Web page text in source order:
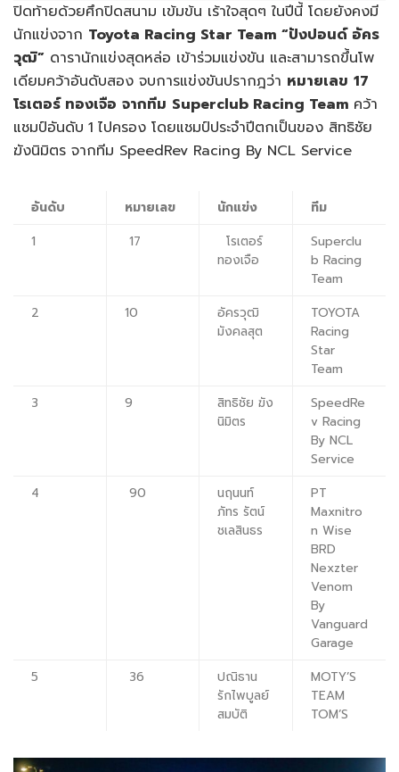
ปิดท้ายด้วยศึกปิดสนาม เข้มข้น เร้าใจสุดๆ ในปีนี้ โดยยังคงมี
นักแข่งจาก Toyota Racing Star Team “ปังปอนด์ อัคร
วุฒิ” ดารานักแข่งสุดหล่อ เข้าร่วมแข่งขัน และสามารถขึ้นโพ
เดียมคว้าอันดับสอง จบการแข่งขันปรากฎว่า หมายเลข 17
โรเตอร์ ทองเจือ จากทีม Superclub Racing Team คว้า
แชมป์อันดับ 1 ไปครอง โดยแชมป์ประจำปีตกเป็นของ สิทธิชัย
ฆังนิมิตร จากทีม SpeedRev Racing By NCL Service
อันดับ หมายเลข นักแข่ง
ทีม
1
17
โรเตอร์
ทองเจือ
Superclu
b Racing
Team
2
10
อัครวุฒิ
มังคลสุต
TOYOTA
Racing
Star
Team
3
9
สิทธิชัย ฆัง
นิมิตร
SpeedRe
v Racing
By NCL
Service
4
90
นฤนนท์
ภัทร รัตน์
ชเลสินธร
PT
Maxnitro
n Wise
BRD
Nexzter
Venom
By
Vanguard
Garage
5
36
ปณิธาน
รักไพบูลย์
สมบัติ
MOTY’S
TEAM
TOM’S